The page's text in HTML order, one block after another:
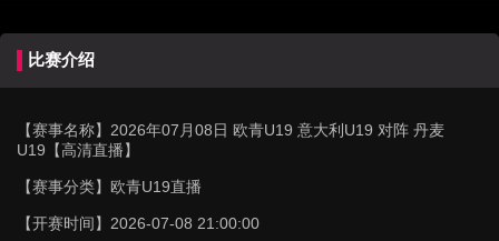
比赛介绍
【赛事名称】 2026年07月08日 欧青U19 意大利U19 对阵 丹麦
U19【高清直播】
【赛事分类】 欧青U19直播
【开赛时间】 2026-07-08 21:00:00